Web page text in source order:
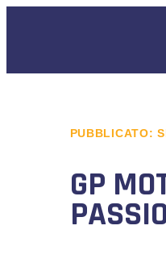
PUBBLICATO:
GP